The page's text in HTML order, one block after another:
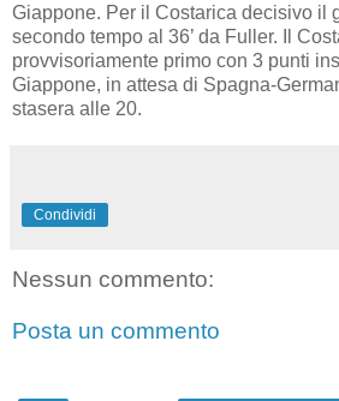
Giappone. Per il Costarica decisivo il
secondo tempo al 36’ da Fuller. Il
provvisoriamente primo con 3 punti
Giappone, in attesa di Spagna-
stasera alle 20.
Condividi
Nessun commento:
Posta un commento